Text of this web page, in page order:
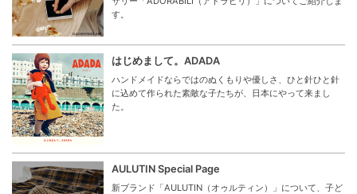
す。
はじめまして。ADADA
ハンドメイドならではのぬくもりや優しさ、ひと針ひと針
に込めて作られた素敵な子たちが、日本にやって来まし
た。
AULUTIN Special Page
新ブランド「AULUTIN（オゥルティン）」について、子ど